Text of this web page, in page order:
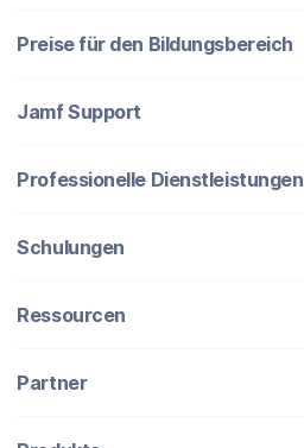
Preise für den Bildungsbereich
Jamf Support
Professionelle Dienstleistungen
Schulungen
Ressourcen
Partner